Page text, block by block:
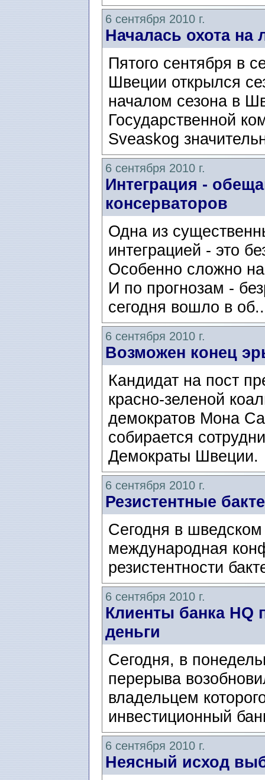
6 сентября 2010 г.
Началась охота на
Пятого сентября в
Швеции открылся
началом сезона в
Государственной
Sveaskog
6 сентября 2010 г.
Интеграция -
консерваторов
Одна из
интеграцией - это
Особенно сложно
И по прогнозам -
сегодня вошло в
6 сентября 2010 г.
Возможен конец
Кандидат на пост
красно-зеленой
демократов Мона
собирается
Демократы Швеции.
6 сентября 2010 г.
Резистентные
Сегодня в
международная
резистентности
6 сентября 2010 г.
Клиенты банка HQ
деньги
Cегодня, в
перерыва
владельцем
инвестиционный
6 сентября 2010 г.
Неясный исход